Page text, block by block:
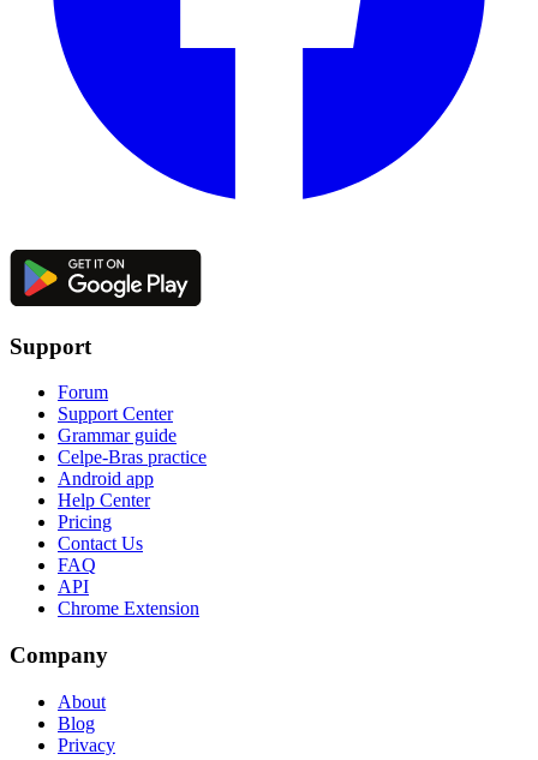
Support
Forum
Support Center
Grammar guide
Celpe-Bras practice
Android app
Help Center
Pricing
Contact Us
FAQ
API
Chrome Extension
Company
About
Blog
Privacy